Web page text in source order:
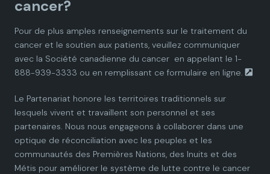
a
n
P
a
r
a
n
P
a
r
a
n
P
a
r
a
n
P
a
r
a
n
P
a
r
cancer?
Pour de plus amples renseignements sur le traitement du
cancer et le soutien aux patients, veuillez communiquer
avec la Société canadienne du cancer en appelant le 1-
888-939-3333 ou en remplissant ce formulaire en ligne.
Le Partenariat honore les territoires traditionnels sur
lesquels vivent et travaillent son personnel et ses
partenaires. Nous nous engageons à collaborer dans une
optique de réconciliation avec les peuples et les
communautés des Premières Nations, des Inuits et des
Métis pour améliorer le système de lutte contre le cancer